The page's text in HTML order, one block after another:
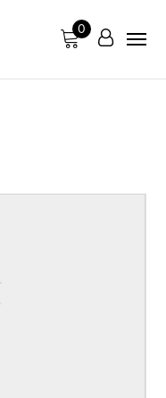
0